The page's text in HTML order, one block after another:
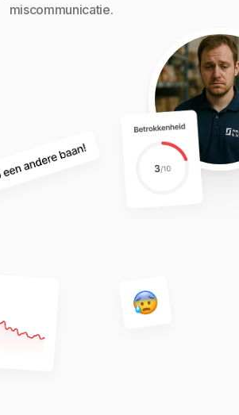
miscommunicatie.